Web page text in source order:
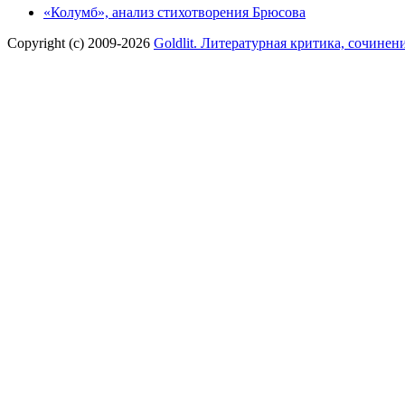
«Колумб», анализ стихотворения Брюсова
Copyright (c) 2009-2026 Goldlit. Литературная критика,